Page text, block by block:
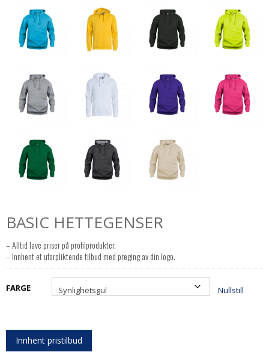
BASIC HETTEGENSER
– Alltid lave priser på profilprodukter.
– Innhent et uforpliktende tilbud med preging av din logo.
FARGE Nullstill
Innhent pristilbud